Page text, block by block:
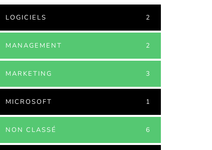
LOGICIELS 2
MANAGEMENT 2
MARKETING 3
MICROSOFT 1
NON CLASSÉ 6